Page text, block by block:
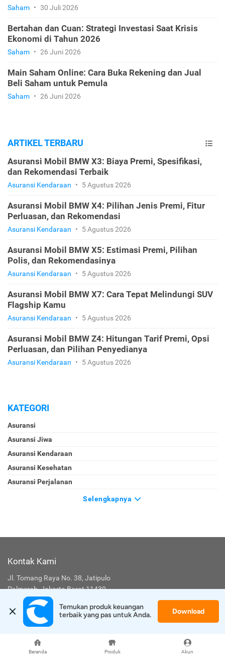
Beranda Produk Akun
Saham • 30 Juli 2026
Bertahan dan Cuan: Strategi Investasi Saat Krisis
Ekonomi di Tahun 2026
Saham • 26 Juni 2026
Main Saham Online: Cara Buka Rekening dan Jual
Beli Saham untuk Pemula
Saham • 26 Juni 2026
ARTIKEL TERBARU
Asuransi Mobil BMW X3: Biaya Premi, Spesifikasi,
dan Rekomendasi Terbaik
Asuransi Kendaraan • 5 Agustus 2026
Asuransi Mobil BMW X4: Pilihan Jenis Premi, Fitur
Perluasan, dan Rekomendasi
Asuransi Kendaraan • 5 Agustus 2026
Asuransi Mobil BMW X5: Estimasi Premi, Pilihan
Polis, dan Rekomendasinya
Asuransi Kendaraan • 5 Agustus 2026
Asuransi Mobil BMW X7: Cara Tepat Melindungi SUV
Flagship Kamu
Asuransi Kendaraan • 5 Agustus 2026
Asuransi Mobil BMW Z4: Hitungan Tarif Premi, Opsi
Perluasan, dan Pilihan Penyedianya
Asuransi Kendaraan • 5 Agustus 2026
KATEGORI
Asuransi
Asuransi Jiwa
Asuransi Kendaraan
Asuransi Kesehatan
Asuransi Perjalanan
Selengkapnya
Kontak Kami
Jl. Tomang Raya No. 38, Jatipulo
Palmerah, Jakarta Barat 11430
Telepon :
(021) 40000 312
Jam Kerja
: (Senin-Jumat 9:00-17:00)
Email
:cs@cermati.com
Layanan Pengaduan Konsumen
Temukan produk keuangan
terbaik yang pas untuk Anda.
Download